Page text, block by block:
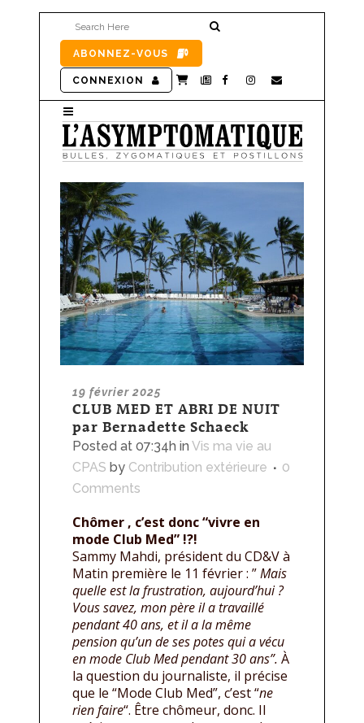
ABONNEZ-VOUS
CONNEXION
19 février 2025
CLUB MED ET ABRI DE NUIT
par Bernadette Schaeck
Posted at 07:34h in Vis ma vie au
CPAS by Contribution extérieure
0
Comments
Chômer , c’est donc “vivre en
mode Club Med” !?!
Sammy Mahdi, président du CD&V à
Matin première le 11 février : ”Mais
quelle est la frustration, aujourd’hui ?
Vous savez, mon père il a travaillé
pendant 40 ans, et il a la même
pension qu’un de ses potes qui a vécu
en mode Club Med pendant 30 ans”. À
la question du journaliste, il précise
que le “Mode Club Med”, c’est “ne
rien faire“. Être chômeur, donc. Il